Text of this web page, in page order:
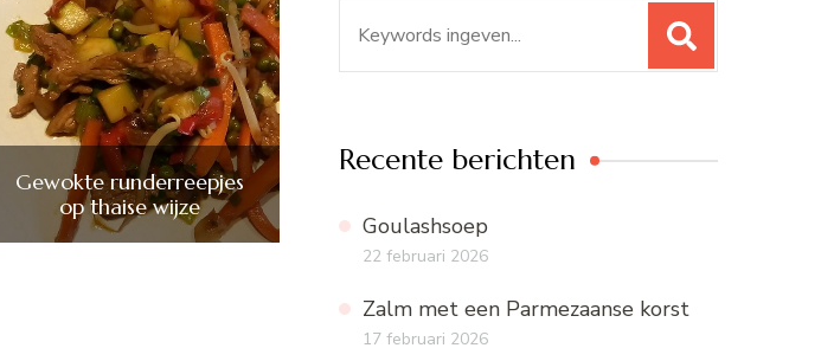
Gewokte runderreepjes
op thaise wijze
naar:
Recente berichten
Goulashsoep
22 februari 2026
Zalm met een Parmezaanse korst
17 februari 2026